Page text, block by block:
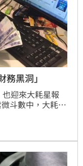
黑洞」
迎來大耗星報
斗數中，大耗星
負面，也代表
很少的財務黑洞